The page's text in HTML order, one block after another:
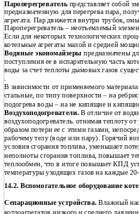
Пароперегреватель представляет собой
предназначенную для перегрева пара,
агрегата. Пар движется внутри трубок,
Пароперегреватель – неотъемлемый
Если для некоторых технологических
котельные агрегаты малой и средней
Водяные экономайзерыпредназначены
поступления ее в испарительную часть
воды за счет теплоты дымовых газов
.
В зависимости от применяемого
стальные, по типу поверхности – на
подогрева воды – на не кипящие и
Воздухоподогреватели. В отличие от
воздухоподогреватель. отнимая теплоту
образом потери ее с этими газами,
рабочему телу (воде или пару). Горячий
условия сгорания топлива, уменьшает
неполноты сгорания топлива, повышает
теплообмен, что в итоге повышает КПД
температуры уходящих газов на каждые
14.2. Вспомогательное оборудование
Сепарационные устройства.Влажный
котлоагрегатов низкого и среднего